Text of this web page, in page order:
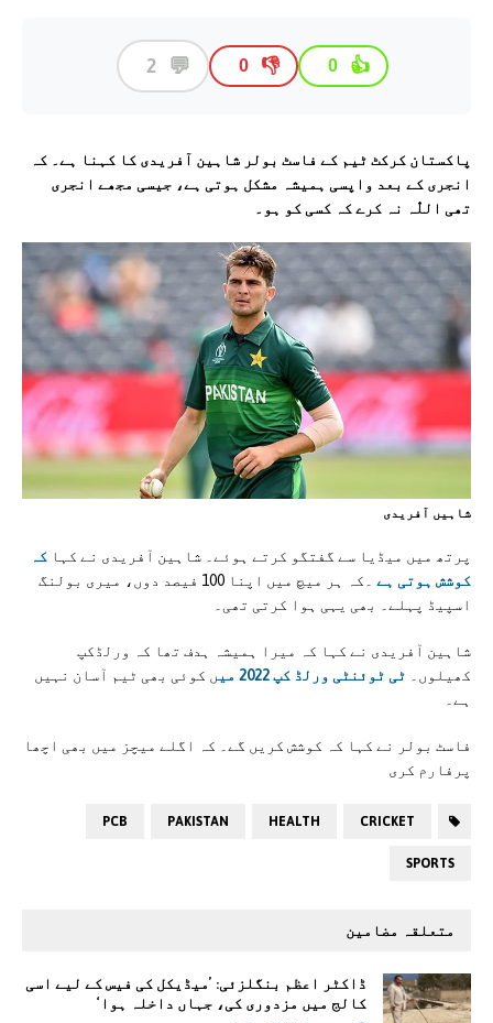
👍
0
👎
0
💬
2
پاکستان کرکٹ ٹیم کے فاسٹ بولر شاہین آفریدی کا کہنا ہے۔ کہ
انجری کے بعد واپسی ہمیشہ مشکل ہوتی ہے، جیسی مجھے انجری
تھی اللّٰہ نہ کرے کہ کسی کو ہو۔
شاہيں آفريدی
پرتھ میں میڈیا سے گفتگو کرتے ہوئے۔ شاہین آفریدی نے کہا کہ
کوشش ہوتی ہے
۔کہ ہر میچ میں اپنا 100 فیصد دوں، میری بولنگ
اسپیڈ پہلے۔ بھی یہی ہوا کرتی تھی۔
شاہین آفریدی نے کہا کہ میرا ہمیشہ ہدف تھا کہ ورلڈکپ
کھیلوں۔
ٹی ٹوئنٹی ورلڈ کپ 2022 می
ں کوئی بھی ٹیم آسان نہیں
ہے۔
فاسٹ بولر نے کہا کہ کوشش کریں گے۔ کہ اگلے میچز میں بھی اچھا
پرفارم کری
CRICKET
HEALTH
PAKISTAN
PCB
SPORTS
متعلقہ مضامین
ڈاکٹر اعظم بنگلزئی: ’میڈیکل کی فیس کے لیے اسی
کالج میں مزدوری کی، جہاں داخلہ ہوا‘